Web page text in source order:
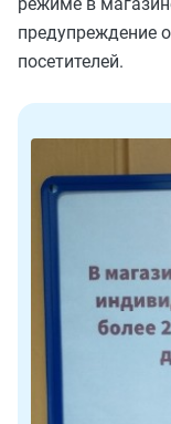
режиме в
предупреждение
посетителей.